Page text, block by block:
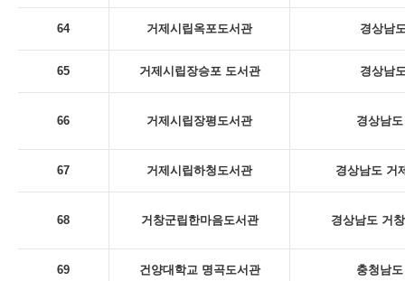
64 거제시립옥포도서관 경상남
65 거제시립장승포 도서관 경상남
66 거제시립장평도서관 경상남
67 거제시립하청도서관 경상남도 거
68 거창군립한마음도서관 경상남도 거
69 건양대학교 명곡도서관 충청남